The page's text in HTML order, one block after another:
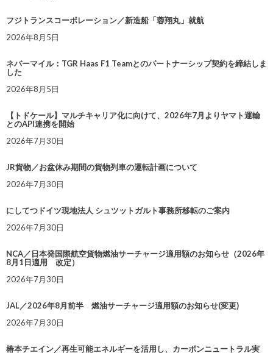
フジトランスコーポレーション／新造船「蓉翔丸」就航
2026年8月5日
ネバーマイル：TGR Haas F1 Teamとのパートナーシップ契約を締結しま
した
2026年8月5日
【トドケール】マルチキャリア化に向けて、2026年7月よりヤマト運輸
とのAPI連携を開始
2026年7月30日
JR貨物／お盆休み期間の貨物列車の運転計画について
2026年7月30日
にしてつドイツ現地法人 シュツットガルト事務所移転のご案内
2026年7月30日
NCA／日本発国際航空貨物燃油サーチャージ適用額のお知らせ（2026年
8月1日適用 改定）
2026年7月30日
JAL／2026年8月前半 燃油サーチャージ適用額のお知らせ(変更)
2026年7月30日
椿本チエイン／再生可能エネルギーを活用し、カーボンニュートラル実